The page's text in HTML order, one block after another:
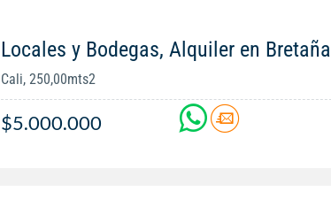
Locales y Bodegas, Alquiler en Bretaña
Cali, 250,00mts2
$5.000.000